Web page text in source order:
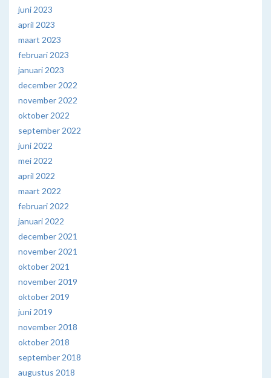
juni 2023
april 2023
maart 2023
februari 2023
januari 2023
december 2022
november 2022
oktober 2022
september 2022
juni 2022
mei 2022
april 2022
maart 2022
februari 2022
januari 2022
december 2021
november 2021
oktober 2021
november 2019
oktober 2019
juni 2019
november 2018
oktober 2018
september 2018
augustus 2018